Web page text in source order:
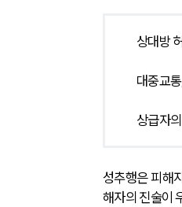
상대방
대중교
상급자
성추행은 피해
해자의 진술이